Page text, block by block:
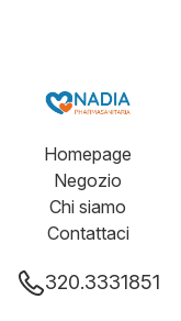
Homepage
Negozio
Chi siamo
Contattaci
320.3331851